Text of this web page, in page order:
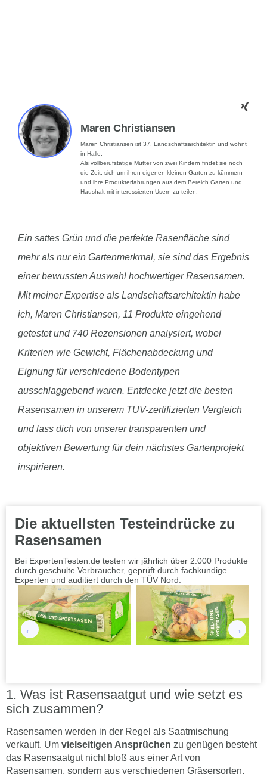
Maren Christiansen
Maren Christiansen ist 37, Landschaftsarchitektin und wohnt
in Halle.
Als vollberufstätige Mutter von zwei Kindern findet sie noch
die Zeit, sich um ihren eigenen kleinen Garten zu kümmern
und ihre Produkterfahrungen aus dem Bereich Garten und
Haushalt mit interessierten Usern zu teilen.
Ein sattes Grün und die perfekte Rasenfläche sind
mehr als nur ein Gartenmerkmal, sie sind das Ergebnis
einer bewussten Auswahl hochwertiger Rasensamen.
Mit meiner Expertise als Landschaftsarchitektin habe
ich, Maren Christiansen, 11 Produkte eingehend
getestet und 740 Rezensionen analysiert, wobei
Kriterien wie Gewicht, Flächenabdeckung und
Eignung für verschiedene Bodentypen
ausschlaggebend waren. Entdecke jetzt die besten
Rasensamen in unserem TÜV-zertifizierten Vergleich
und lass dich von unserer transparenten und
objektiven Bewertung für dein nächstes Gartenprojekt
inspirieren.
Die aktuellsten Testeindrücke zu
Rasensamen
Bei ExpertenTesten.de testen wir jährlich über 2.000 Produkte
durch geschulte Verbraucher, geprüft durch fachkundige
Experten und auditiert durch den TÜV Nord.
Was ist Rasensaatgut und wie setzt es
sich zusammen?
Rasensamen werden in der Regel als Saatmischung
verkauft. Um vielseitigen Ansprüchen zu genügen besteht
das Rasensaatgut nicht bloß aus einer Art von
Rasensamen, sondern aus verschiedenen Gräsersorten.